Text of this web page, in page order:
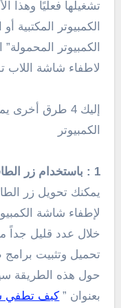
تشغيلها فعليًا وهذا
الكمبيوتر المكتبية
الكمبيوتر
لاطفاء شاشة اللاب
إليك 4 طرق
الكمبيوتر
1 : باستخدام زر الطاقة
يمكنك تحويل زر
لإطفاء شاشة
خلال عدد قليل جداً
تحميل وتثبيت
حول هذه الطريقة
بعنوان ” كيف تطفي